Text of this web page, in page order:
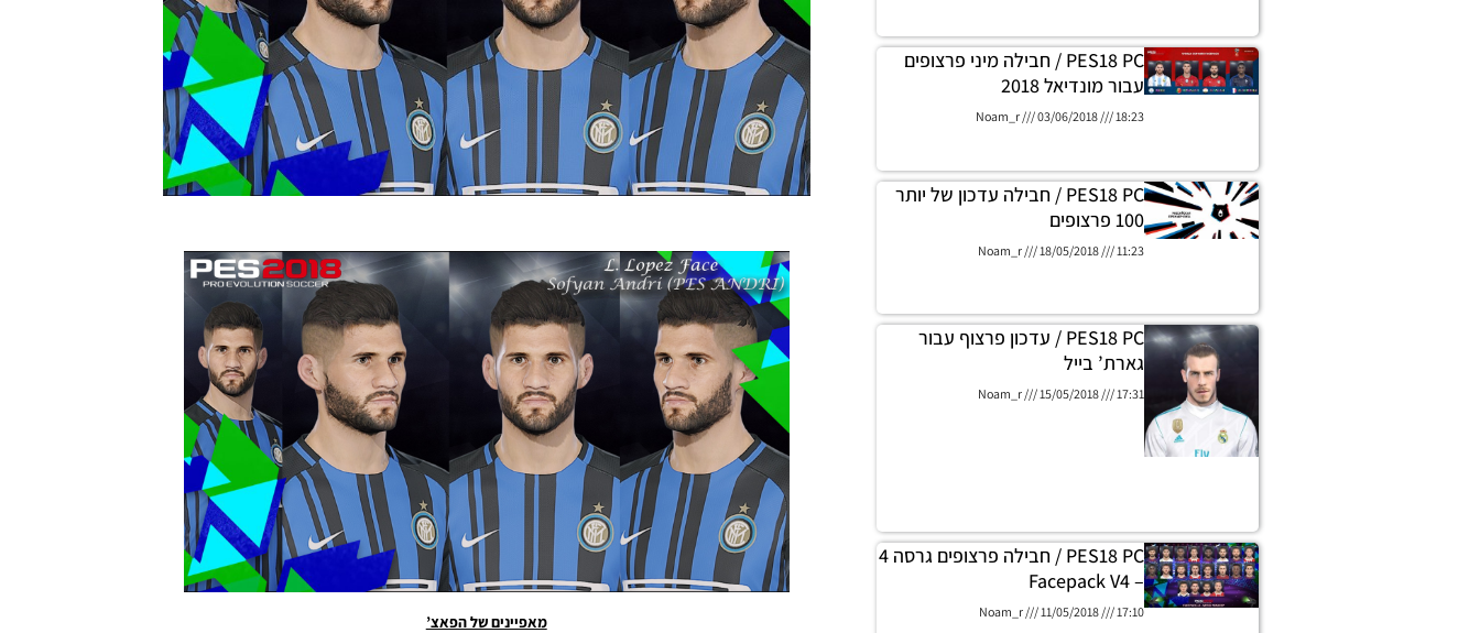
מאפיינים של הפאצ’
PES18 PC / חבילה מיני פרצופים
עבור מונדיאל 2018
Noam_r 03/06/2018 18:23
PES18 PC / חבילה עדכון של יותר
100 פרצופים
Noam_r 18/05/2018 11:23
PES18 PC / עדכון פרצוף עבור
גארת’ בייל
Noam_r 15/05/2018 17:31
PES18 PC / חבילה פרצופים גרסה 4
– Facepack V4
Noam_r 11/05/2018 17:10